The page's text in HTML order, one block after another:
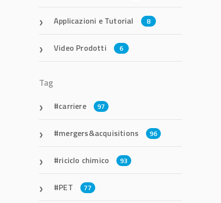
Applicazioni e Tutorial 8
Video Prodotti 6
Tag
carriere 97
mergers&acquisitions 96
riciclo chimico 93
PET 77